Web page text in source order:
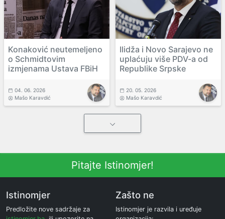
Konaković neutemeljeno
o Schmidtovim
izmjenama Ustava FBiH
04. 06. 2026
Mašo Karavdić
Ilidža i Novo Sarajevo ne
uplaćuju više PDV-a od
Republike Srpske
20. 05. 2026
Mašo Karavdić
Pitajte Istinomjer!
Istinomjer
Predložite nove sadržaje za
Zašto ne
Istinomjer je razvila i uređuje